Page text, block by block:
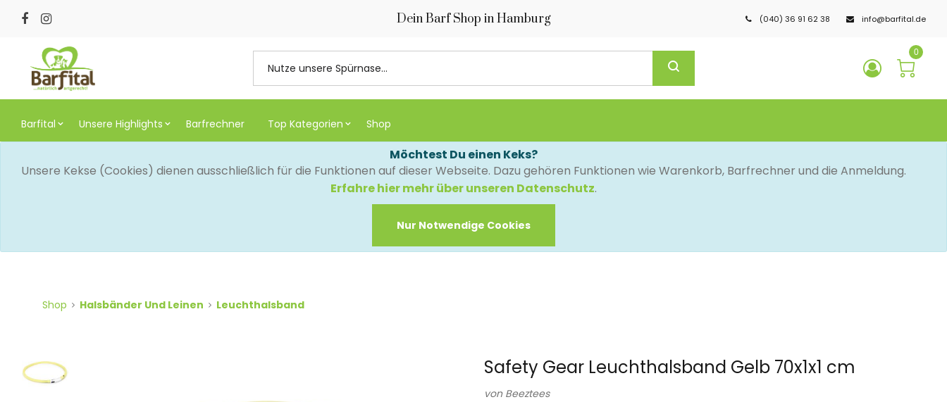
Dein Barf Shop in Hamburg (040) 36 91 62 38 info@barfital.de
0
Barfital Unsere Highlights Barfrechner Top Kategorien Shop
Möchtest Du einen Keks?
Unsere Kekse (Cookies) dienen ausschließlich für die Funktionen auf dieser Webseite. Dazu gehören Funktionen wie Warenkorb, Barfrechner und die Anmeldung.
Erfahre hier mehr über unseren Datenschutz.
Nur Notwendige Cookies
Shop Halsbänder Und Leinen Leuchthalsband
Safety Gear Leuchthalsband Gelb 70x1x1 cm
von Beeztees